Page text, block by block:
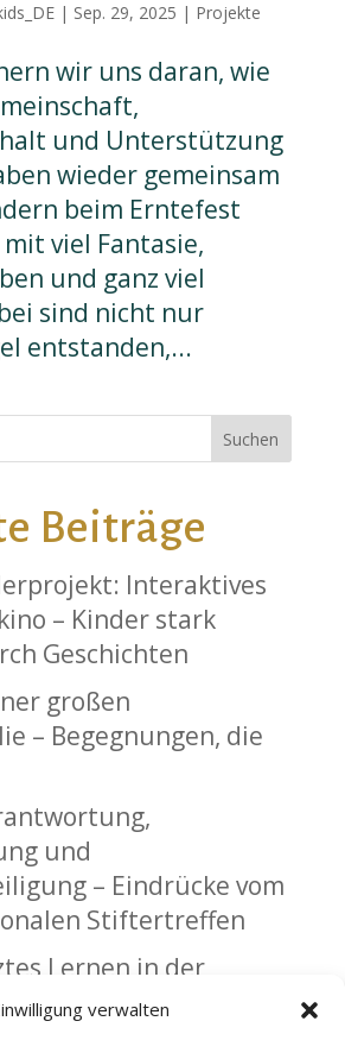
verwalten
| Sep. 29, 2025 | Projekte
wir uns daran, wie
und Unterstützung
wieder gemeinsam
beim Erntefest
viel Fantasie,
und ganz viel
sind nicht nur
entstanden,...
Suchen
Beiträge
Interaktives
– Kinder stark
Geschichten
großen
– Begegnungen, die
und
– Eindrücke vom
Stiftertreffen
Lernen in der
in